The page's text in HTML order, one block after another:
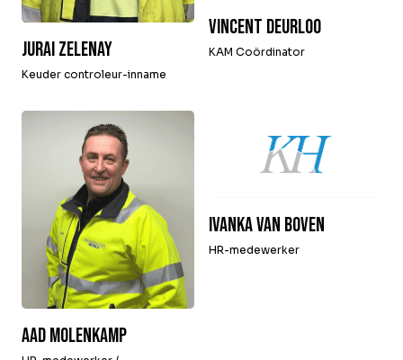
Jurai Zelenay
Keuder controleur-inname
Vincent Deurloo
KAM Coördinator
Aad Molenkamp
Ivanka van Boven
HR-medewerker